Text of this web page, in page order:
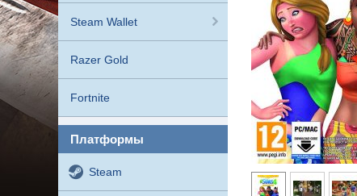
Steam Wallet
Razer Gold
Fortnite
платформы
Steam